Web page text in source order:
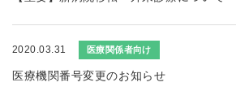
2020.03.31 医療関係者向け
医療機関番号変更のお知らせ